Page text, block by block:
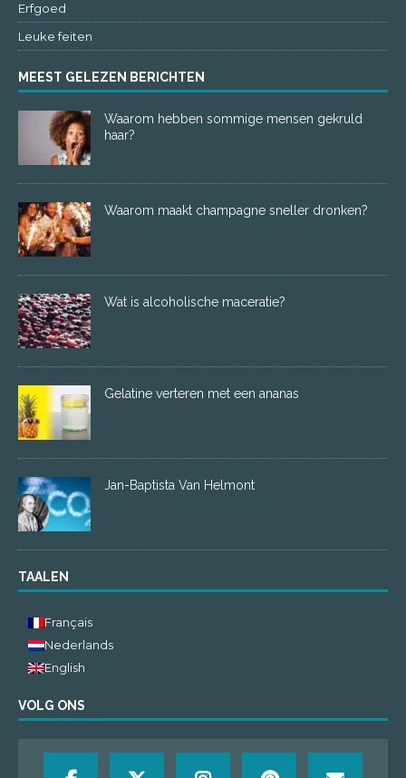
Erfgoed
Leuke feiten
MEEST GELEZEN BERICHTEN
Waarom hebben sommige mensen gekruld
haar?
Waarom maakt champagne sneller dronken?
Wat is alcoholische maceratie?
Gelatine verteren met een ananas
Jan-Baptista Van Helmont
TAALEN
Français
Nederlands
English
VOLG ONS